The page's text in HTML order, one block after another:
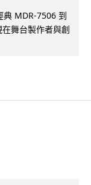
典 MDR-7506 到
舞台製作者與創